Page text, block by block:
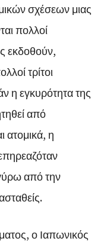
σχέσεων μιας
πολλοί
εκδοθούν,
τρίτοι
η εγκυρότητα της
από
ατομικά, η
από την
ο Ιαπωνικός